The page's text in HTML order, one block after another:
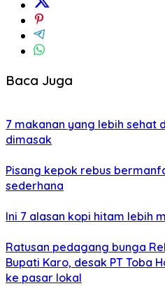
Baca Juga
7 makanan yang lebih sehat
dimasak
Pisang kepok rebus
sederhana
Ini 7 alasan kopi hitam lebih
Ratusan pedagang bunga
Bupati Karo, desak PT Toba
ke pasar lokal